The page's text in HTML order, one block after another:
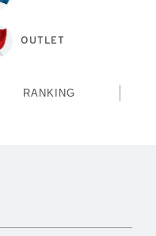
OUTLET
RANKING